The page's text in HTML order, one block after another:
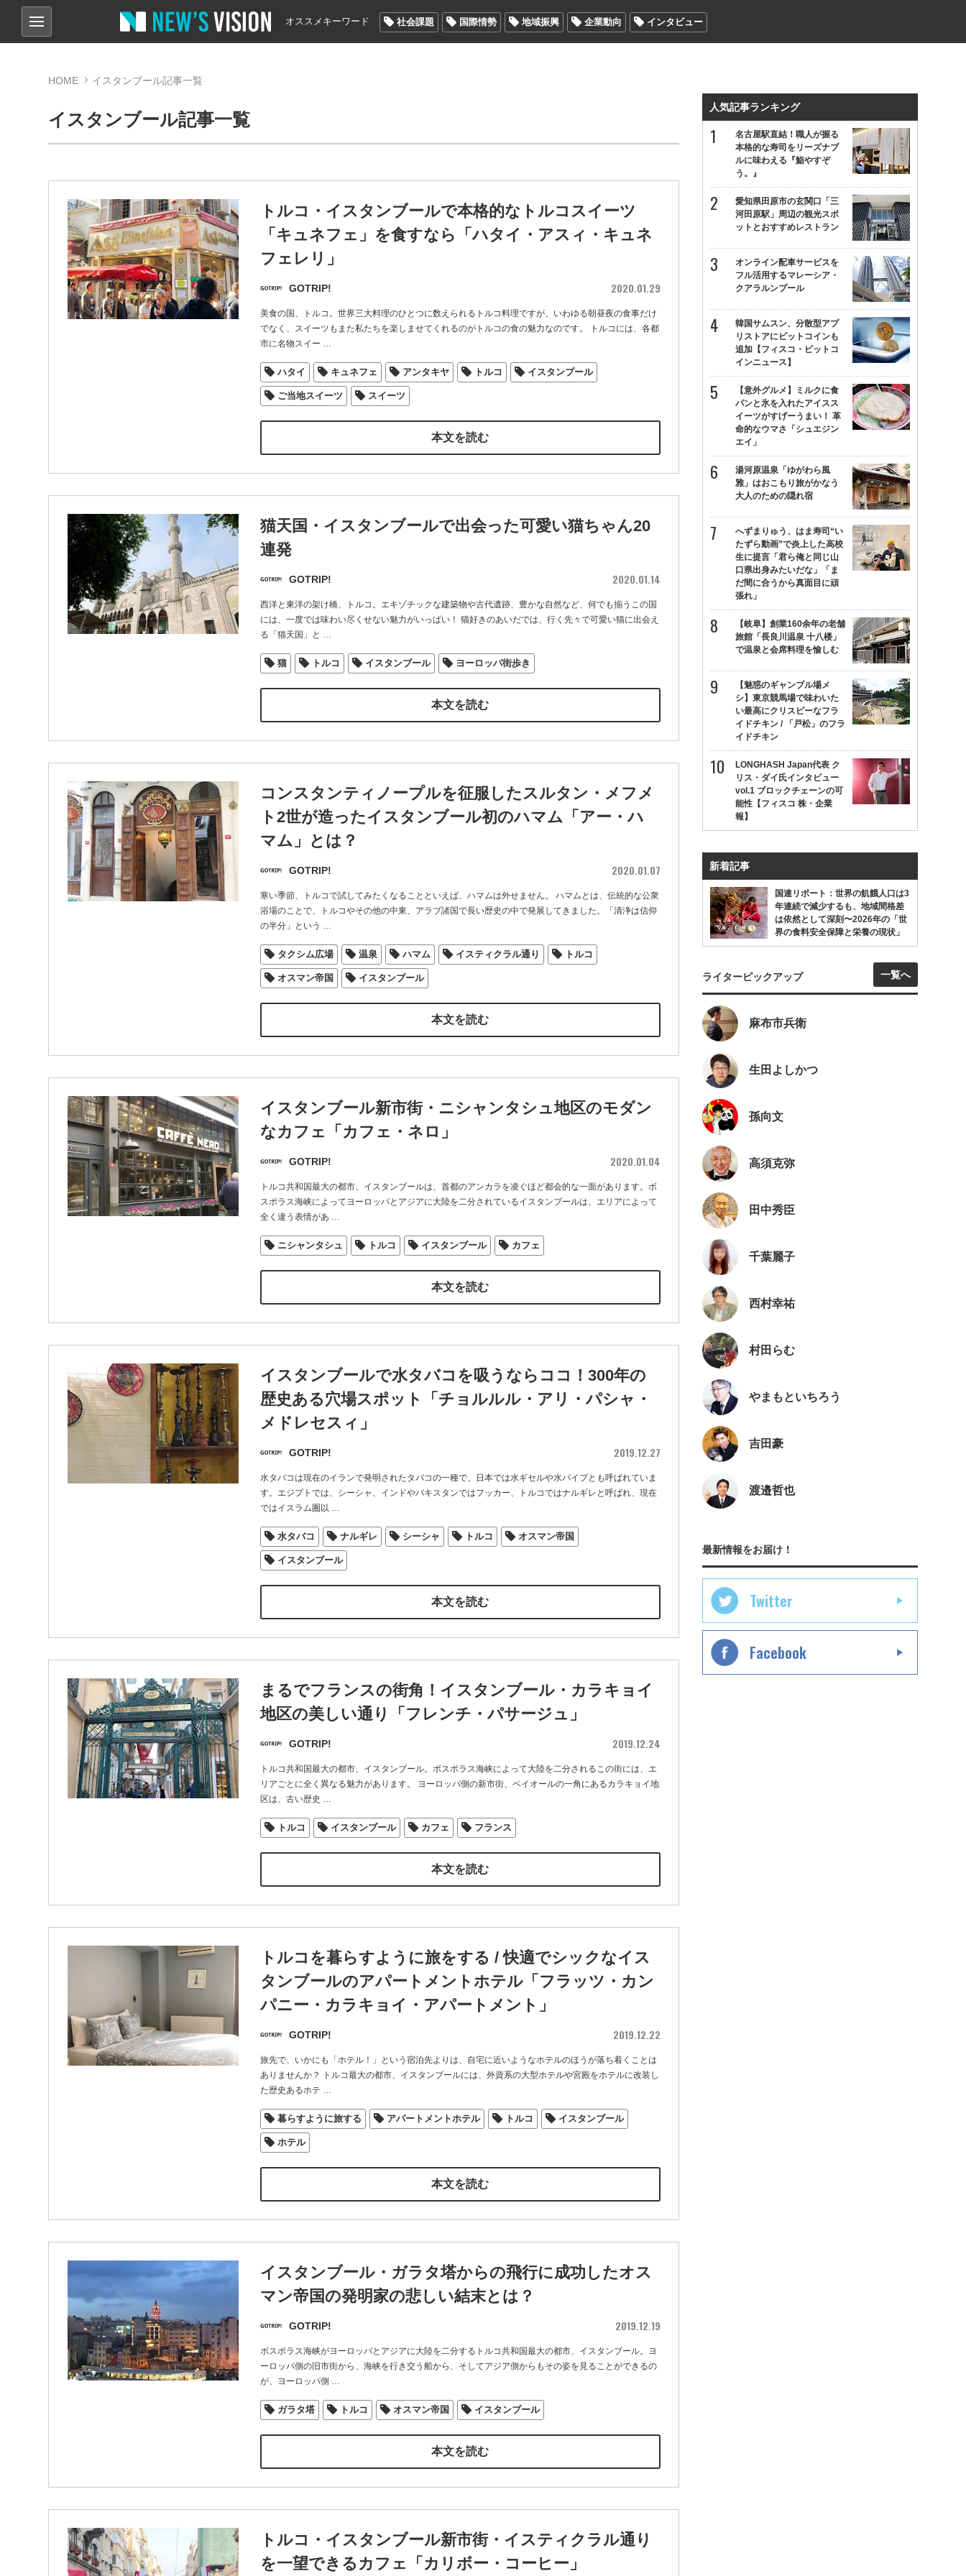
オススメキーワード 社会課題 国際情勢 地域振興 企業動向 インタビュー
HOME イスタンブール記事一覧
イスタンブール記事一覧
トルコ・イスタンブールで本格的なトルコスイーツ
「キュネフェ」を食すなら「ハタイ・アスィ・キュネ
フェレリ」
GOTRIP! 2020.01.29
美食の国、トルコ。世界三大料理のひとつに数えられるトルコ料理ですが、いわゆる朝昼夜の食事だけ
でなく、スイーツもまた私たちを楽しませてくれるのがトルコの食の魅力なのです。 トルコには、各都
市に名物スイー …
ハタイ キュネフェ アンタキヤ トルコ イスタンブール
ご当地スイーツ スイーツ
本文を読む
猫天国・イスタンブールで出会った可愛い猫ちゃん20
連発
GOTRIP! 2020.01.14
西洋と東洋の架け橋、トルコ。エキゾチックな建築物や古代遺跡、豊かな自然など、何でも揃うこの国
には、一度では味わい尽くせない魅力がいっぱい！ 猫好きのあいだでは、行く先々で可愛い猫に出会え
る「猫天国」と …
猫 トルコ イスタンブール ヨーロッパ街歩き
本文を読む
コンスタンティノープルを征服したスルタン・メフメ
ト2世が造ったイスタンブール初のハマム「アー・ハ
マム」とは？
GOTRIP! 2020.01.07
寒い季節、トルコで試してみたくなることといえば、ハマムは外せません。 ハマムとは、伝統的な公衆
浴場のことで、トルコやその他の中東、アラブ諸国で長い歴史の中で発展してきました。「清浄は信仰
の半分」という …
タクシム広場 温泉 ハマム イスティクラル通り トルコ
オスマン帝国 イスタンブール
本文を読む
イスタンブール新市街・ニシャンタシュ地区のモダン
なカフェ「カフェ・ネロ」
GOTRIP! 2020.01.04
トルコ共和国最大の都市、イスタンブールは、首都のアンカラを凌ぐほど都会的な一面があります。ボ
スポラス海峡によってヨーロッパとアジアに大陸を二分されているイスタンブールは、エリアによって
全く違う表情があ …
ニシャンタシュ トルコ イスタンブール カフェ
本文を読む
イスタンブールで水タバコを吸うならココ！300年の
歴史ある穴場スポット「チョルルル・アリ・パシャ・
メドレセスィ」
GOTRIP! 2019.12.27
水タバコは現在のイランで発明されたタバコの一種で、日本では水ギセルや水パイプとも呼ばれていま
す。エジプトでは、シーシャ、インドやパキスタンではフッカー、トルコではナルギレと呼ばれ、現在
ではイスラム圏以 …
水タバコ ナルギレ シーシャ トルコ オスマン帝国
イスタンブール
本文を読む
まるでフランスの街角！イスタンブール・カラキョイ
地区の美しい通り「フレンチ・パサージュ」
GOTRIP! 2019.12.24
トルコ共和国最大の都市、イスタンブール。ボスポラス海峡によって大陸を二分されるこの街には、エ
リアごとに全く異なる魅力があります。 ヨーロッパ側の新市街、ベイオールの一角にあるカラキョイ地
区は、古い歴史 …
トルコ イスタンブール カフェ フランス
本文を読む
トルコを暮らすように旅をする / 快適でシックなイス
タンブールのアパートメントホテル「フラッツ・カン
パニー・カラキョイ・アパートメント」
GOTRIP! 2019.12.22
旅先で、いかにも「ホテル！」という宿泊先よりは、自宅に近いようなホテルのほうが落ち着くことは
ありませんか？ トルコ最大の都市、イスタンブールには、外資系の大型ホテルや宮殿をホテルに改装し
た歴史あるホテ …
暮らすように旅する アパートメントホテル トルコ イスタンブール
ホテル
本文を読む
イスタンブール・ガラタ塔からの飛行に成功したオス
マン帝国の発明家の悲しい結末とは？
GOTRIP! 2019.12.19
ボスポラス海峡がヨーロッパとアジアに大陸を二分するトルコ共和国最大の都市、イスタンブール。ヨ
ーロッパ側の旧市街から、海峡を行き交う船から、そしてアジア側からもその姿を見ることができるの
が、ヨーロッパ側 …
ガラタ塔 トルコ オスマン帝国 イスタンブール
本文を読む
トルコ・イスタンブール新市街・イスティクラル通り
を一望できるカフェ「カリボー・コーヒー」
人気記事ランキング
名古屋駅直結！職人が握る
本格的な寿司をリーズナブ
ルに味わえる『鮨やすぞ
う。』
愛知県田原市の玄関口「三
河田原駅」周辺の観光スポ
ットとおすすめレストラン
オンライン配車サービスを
フル活用するマレーシア・
クアラルンプール
韓国サムスン、分散型アプ
リストアにビットコインも
追加【フィスコ・ビットコ
インニュース】
【意外グルメ】ミルクに食
パンと氷を入れたアイスス
イーツがすげーうまい！ 革
命的なウマさ「シュエジン
エイ」
湯河原温泉「ゆがわら風
雅」はおこもり旅がかなう
大人のための隠れ宿
へずまりゅう、はま寿司“い
たずら動画”で炎上した高校
生に提言「君ら俺と同じ山
口県出身みたいだな」「ま
だ間に合うから真面目に頑
張れ」
【岐阜】創業160余年の老舗
旅館「長良川温泉 十八楼」
で温泉と会席料理を愉しむ
【魅惑のギャンブル場メ
シ】東京競馬場で味わいた
い最高にクリスピーなフラ
イドチキン / 「戸松」のフラ
イドチキン
LONGHASH Japan代表 ク
リス・ダイ氏インタビュー
vol.1 ブロックチェーンの可
能性【フィスコ 株・企業
報】
新着記事
国連リポート：世界の飢餓人口は3
年連続で減少するも、地域間格差
は依然として深刻〜2026年の「世
界の食料安全保障と栄養の現状」
ライターピックアップ 一覧へ
麻布市兵衛
生田よしかつ
孫向文
高須克弥
田中秀臣
千葉麗子
西村幸祐
村田らむ
やまもといちろう
吉田豪
渡邉哲也
最新情報をお届け！
Twitter
Facebook